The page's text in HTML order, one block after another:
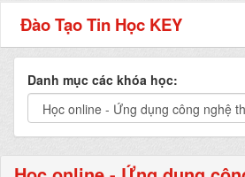
Đào Tạo Tin Học KEY
Danh mục các khóa học: